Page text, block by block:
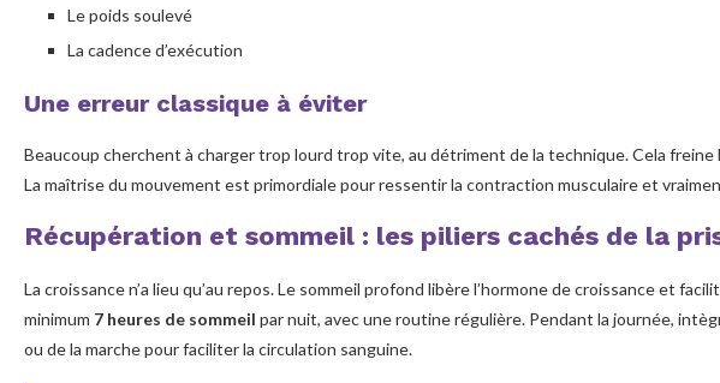
Le poids soulevé
La cadence d’exécution
Une erreur classique à éviter
Beaucoup cherchent à charger trop lourd trop vite, au détriment de la technique. Cela
La maîtrise du mouvement est primordiale pour ressentir la contraction musculaire et
Récupération et sommeil : les piliers cachés de la
La croissance n’a lieu qu’au repos. Le sommeil profond libère l’hormone de croissance et
minimum 7 heures de sommeil par nuit, avec une routine régulière. Pendant la journée,
ou de la marche pour faciliter la circulation sanguine.